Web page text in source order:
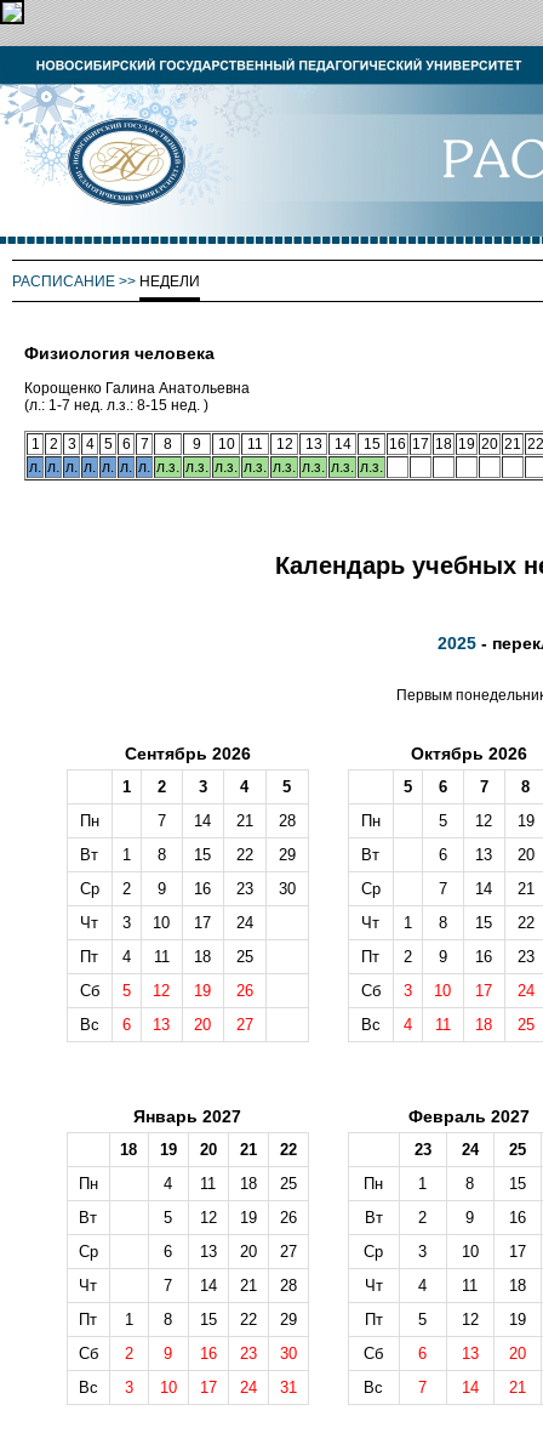
РАСПИСАНИЕ >> НЕДЕЛИ
Физиология человека
Корощенко Галина Анатольевна
(л.: 1-7 нед. л.з.: 8-15 нед. )
1 2 3 4 5 6 7 8 9 10 11 12 13 14 15 16 17 18 19 20 21 22
л. л. л. л. л. л. л. л.з. л.з. л.з. л.з. л.з. л.з. л.з. л.з.
Календарь учебных
2025 -
Первым
Сентябрь 2026
1 2 3 4
5
Пн
7 14 21
28
Вт
1 8 15 22
29
Ср
2 9 16 23
30
Чт
3 10 17
24
Пт
4 11 18
25
Сб
5 12 19
26
Вс
6 13 20 27
Октябрь 2026
5 6 7
8
Пн
5 12
19
Вт
6 13
20
Ср
7 14
21
Чт
1 8 15
22
Пт
2 9 16
23
Сб
3 10 17
24
Вс
4 11 18 25
Январь 2027
18 19 20 21
22
Пн
4 11 18
25
Вт
5 12 19
26
Ср
6 13 20
27
Чт
7 14 21
28
Пт
1 8 15 22
29
Сб
2 9 16 23
30
Вс
3 10 17 24 31
Февраль 2027
23 24
25
Пн
1 8
15
Вт
2 9
16
Ср
3 10
17
Чт
4 11
18
Пт
5 12
19
Сб
6 13
20
Вс
7 14 21